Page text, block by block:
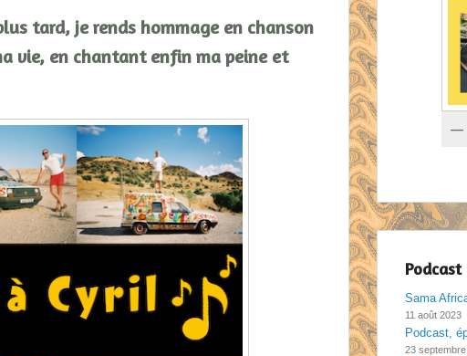
tard, je rends hommage en chanson
vie, en chantant enfin ma peine et
Sama
11 août 2023
Podcast,
23